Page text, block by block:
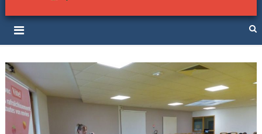
Collège Jules Verne de
Vittel (Vosges)